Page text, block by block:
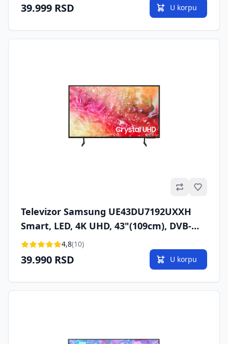
39.999 RSD U korpu
Televizor Samsung UE43DU7192UXXH
Smart, LED, 4K UHD, 43"(109cm), DVB-
T2/C/S2
4,8(10)
39.990 RSD U korpu